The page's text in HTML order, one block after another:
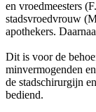
en vroedmeesters
stadsvroedvrouw
apothekers.
Dit is voor de
minvermogenden
de stadschirurgijn
bediend.